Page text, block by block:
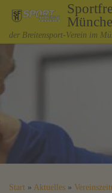
Zum Inhalt springen
der Breitensport-Verein im
Start » Aktuelles »